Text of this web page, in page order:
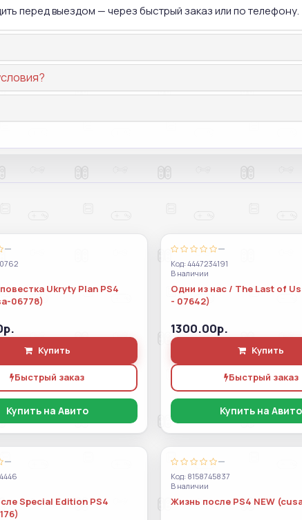
перед выездом — через быстрый заказ или по телефону.
—
Ukryty Plan PS4
06778)
Купить
Быстрый заказ
Купить на Авито
—
Код: 4447234191
В наличии
Одни из нас / The Last of
- 07642)
1300.00р.
Купить
Быстрый заказ
Купить на Авито
—
Special Edition PS4
—
Код: 8158745837
В наличии
Жизнь после PS4 NEW